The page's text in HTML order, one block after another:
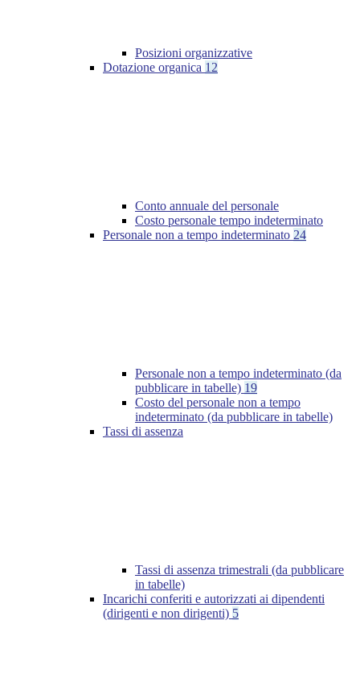
Posizioni organizzative
Dotazione organica 12
Conto annuale del personale
Costo personale tempo indeterminato
Personale non a tempo indeterminato 24
Personale non a tempo indeterminato (da
pubblicare in tabelle) 19
Costo del personale non a tempo
indeterminato (da pubblicare in tabelle)
Tassi di assenza
Tassi di assenza trimestrali (da pubblicare
in tabelle)
Incarichi conferiti e autorizzati ai dipendenti
(dirigenti e non dirigenti) 5